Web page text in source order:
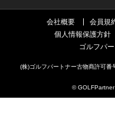
会社概要 会員規
個人情報保護方針
ゴルフパ
(株)ゴルフパートナー古物商許可
© GOLFPartner